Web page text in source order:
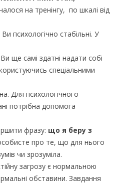
на тренінгу, по шкалі від
психологічно стабільні. У
ще самі здатні надати собі
спеціальними
Для психологічного
потрібна допомога
фразу: що я беру з
про те, що для нього
чи зрозуміла.
загрозу є нормальною
обставини. Завдання